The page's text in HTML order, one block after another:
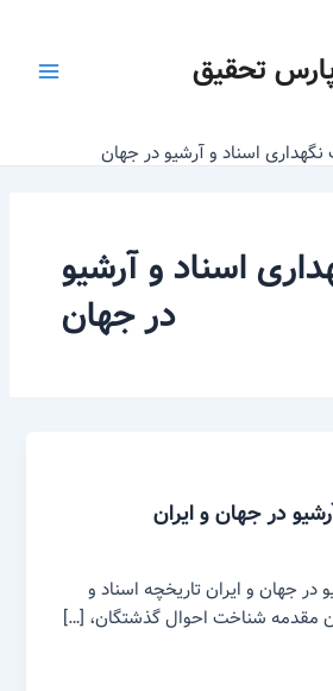
تحقیق
اسناد و آرشیو در جهان
اسناد و آرشیو
در جهان
در جهان و ایران
در جهان و ایران تاریخچه اسناد و
مقدمه شناخت احوال گذشتگان، […]